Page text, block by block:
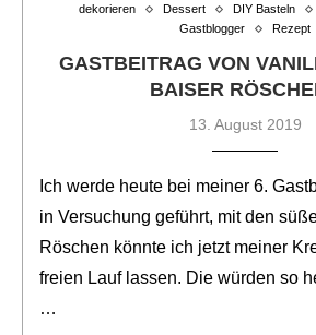
dekorieren
Dessert DIY Basteln
Gastblogger
Rezept
GASTBEITRAG VON
AISER
13. August 2019
Ich werde heute bei meiner 6.
in Versuchung geführt, mit den
Röschen könnte ich jetzt meiner
freien Lauf lassen. Die würden so
…